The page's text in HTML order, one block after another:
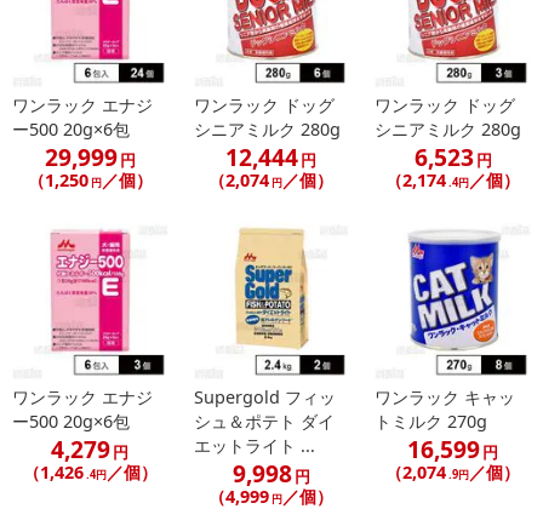
※予約商品は決済手段ごとに定められた決済期限日にお支払いを完
了することがございます。ご了承いただいたうえでお申し込みくだ
さい。
発送日カレンダー
休業日
その他共通および商品カテゴリー別注意事項（※必ずご確認くだ
ワンラック エナジ
ー500 20g×6包
29,999円
（1,250 円／個）
ワンラック ドッグ
シニアミルク 280g
12,444円
（2,074 円／個）
ワンラック ドッグ
シニアミルク 280g
6,523円
（2,174.4円／個）
ワンラック エナジ
ー500 20g×6包
4,279円
（1,426.4円／個）
Supergold フィッ
シュ＆ポテト ダイ
エットライト ...
9,998円
（4,999 円／個）
ワンラック キャッ
トミルク 270g
16,599円
（2,074.9円／個）